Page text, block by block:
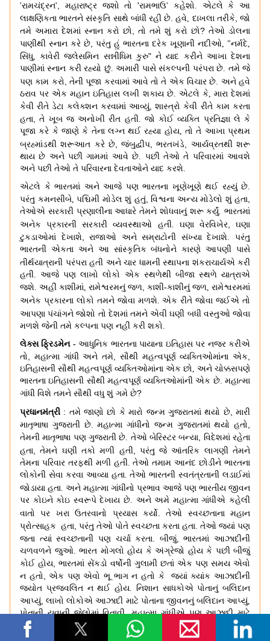
'રામચંદ્રન', મહારાષ્ટ્ર જશો તો 'રામભાઉ' કહેશો. એટલે કે આ
લાક્ષણિકતા ભારતને સંસ્કૃતિ સાથે બાંધી રહી છે.હવે, દાખલા તરીકે,જો
તમે અમારા દેશમાં સ્નાન કરો છો, તો તમે શું કરો છો? તેઓ ડોલના
પાણીથી સ્નાન કરે છે, પરંતુ હું ભારતના દરેક ખૂણાની નદીઓ, "નર્મદે,
સિંધુ,કાવેરી જલેસમિન સન્નીધિમ કુરુ"ને યાદ કરીને આખા દેશના
પાણીમાં સ્નાન કરી રહ્યો છું.અમારી પાસે સંકલ્પની પરંપરા છે. તમે જે
પણ કામ કરો, તેની પૂજા કરવામાં આવે તો તે એક વિચાર છે. અને હવે
ઠરાવ પર એક મહાન ઇતિહાસ લખી શકાય છે. એટલે કે, મારા દેશમાં
કેવી રીતે ડેટા કલેક્શન કરવામાં આવ્યું,શાસ્ત્રો કેવી રીતે કામ કરતા
હતા,તે ખૂબ જ અનોખી રીત હતી. જો કોઈ વ્યક્તિ પ્રતિજ્ઞા લે કે
પૂજા કરે કે જાણે કે તેના લગ્ન થઈ રહ્યા હોય,તો તે આખા પ્રથમ
બ્રહ્માંડથી શરૂઆત કરે છે,જંબુદ્વીપ,ભરતખંડે, આર્યવ્રતથી શરૂ
થાય છે અને પછી ગામમાં આવે છે. પછી તેઓ તે પરિવારમાં આવશે
અને પછી તેઓ તે પરિવારના દેવતાઓને યાદ કરશે.
એટલે કે ભારતમાં અને આજે પણ ભારતના ખૂણેખૂણે થઈ રહ્યું છે.
પરંતુ કમનસીબે, પશ્ચિમી મોડેલ શું હતું, વિશ્વના અન્ય મોડેલો શું હતા,
તેઓએ સરકારી પ્રણાલીના આધારે તેમને શોધવાનું શરૂ કર્યું. ભારતમાં
અનેક પ્રકારની સરકારી વ્યવસ્થાઓ હતી. ઘણા વેરવિખેર,ઘણા
ટુકડાઓમાં દેખાશે,રાજાઓ અને સમ્રાટોની સંખ્યા દેખાશે.પરંતુ
ભારતની એકતા અને આ સાંસ્કૃતિક બંધનોને કારણે આપણી પાસે
તીર્થયાત્રાની પરંપરા હતી અને ચાર ધામની સ્થાપના શંકરાચાર્યએ કરી
હતી.આજે પણ લાખો લોકો એક સ્થળેથી બીજા સ્થળે યાત્રાએ
જશે. અહીં કાશીમાં, રામેશ્વરમનું જળ, કાશી-કાશીનું જળ, રામેશ્વરમમાં
અનેક પ્રકારના લોકો તમને જોવા મળશે. એક રીતે જોવા જઈએ તો
આપણા પંચાંગને જોશો તો દેશમાં તમને એવી ઘણી બધી વસ્તુઓ જોવા
મળશે જેની તમે કલ્પના પણ નહીં કરી શકો.
લેક્સ ફ્રિડમેન -આધુનિક ભારતના પાયાના ઇતિહાસ પર નજર કરીએ
તો, મહાત્મા ગાંધી અને તમે, સૌથી મહત્વપૂર્ણ વ્યક્તિઓમાંના એક,
ઇતિહાસની સૌથી મહત્વપૂર્ણ વ્યક્તિઓમાંના એક છો, અને ચોક્કસપણે
ભારતના ઇતિહાસની સૌથી મહત્વપૂર્ણ વ્યક્તિઓમાંની એક છે.મહાત્મા
ગાંધી વિશે તમને સૌથી વધુ શું ગમે છે?
પ્રધાનમંત્રી : તમે જાણો છો કે મારો જન્મ ગુજરાતમાં થયો છે,મારી
માતૃભાષા ગુજરાતી છે.મહાત્મા ગાંધીનો જન્મ ગુજરાતમાં થયો હતો,
તેમની માતૃભાષા પણ ગુજરાતી છે. તેઓ બેરિસ્ટર બન્યા, વિદેશમાં રહેતા
હતા,તેમને ઘણી તકો મળી હતી, પરંતુ જે આંતરિક લાગણી તેમને
તેમના પરિવાર તરફથી મળી હતી.તેઓ તમામ આનંદ છોડીને ભારતના
લોકોની સેવા કરવા આવ્યા હતા.તેઓ ભારતની સ્વતંત્રતાની લડાઈમાં
જોડાયા હતા. અને મહાત્મા ગાંધીનો પ્રભાવ આજે પણ ભારતીય જીવન
પર કોઇને કોઇ સ્વરૂપે દેખાય છે. અને અમે મહાત્મા ગાંધીએ કહેલી
વાતો પર ખરા ઉતરવાનો પ્રયાસ કર્યો.
તેઓ સ્વચ્છતાના મહાન
પ્રોત્સાહક હતા, પરંતુ તેઓ પોતે સ્વચ્છતા કરતા હતા. તેઓ જ્યાં પણ
જતા ત્યાં સ્વચ્છતાની પણ ચર્ચા કરતા. બીજું,ભારતમાં આઝાદીની
ચળવળને જુઓ. ભારત મોગલો હોય કે અંગ્રેજો હોય કે પછી બીજું
કોઈ હોય, ભારતમાં સેંકડો વર્ષોની ગુલામી છતાં એક પણ સમય એવો
ન હતો,એક પણ એવો ભૂ ભાગ ન હતો કે જ્યાં ક્યાંક આઝાદીની
જ્યોત પ્રજ્વલિત ન થઈ હોય. નિશાન સાધકોએ પોતાનું બલિદાન
આપ્યું,લાખો લોકોએ આઝાદી માટે પોતાના જીવનનું બલિદાન આપ્યું,
પોતાની યુવાની જેલોમાં વિતાવી.મહાત્મા ગાંધીએ પણ આઝાદી માટે
કામ કર્યું
પરંતુ ફરક શું હતો તેઓ તપસ્વી બહાદુર પુરુષો
ત્યાગીઓ
અને દેશ માટે પોતાના જીવનનું બલિદાન આપનારા લોકો હતા
.પરંતુ